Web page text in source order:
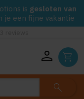
is gesloten van
je een fijne vakantie
person shopping_cart
search